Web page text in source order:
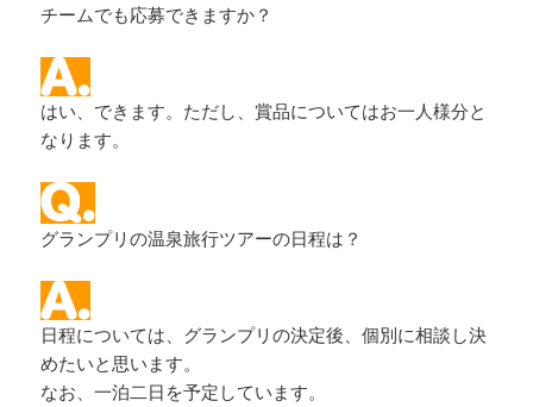
チームでも応募できますか？
はい、できます。ただし、賞品についてはお一人様分と
なります。
グランプリの温泉旅行ツアーの日程は？
日程については、グランプリの決定後、個別に相談し決
めたいと思います。
なお、一泊二日を予定しています。